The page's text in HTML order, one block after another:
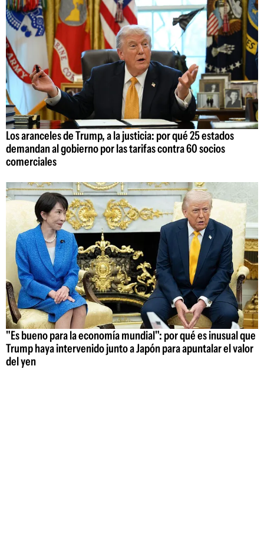
Los aranceles de Trump, a la justicia: por qué 25 estados
demandan al gobierno por las tarifas contra 60 socios
comerciales
"Es bueno para la economía mundial": por qué es inusual que
Trump haya intervenido junto a Japón para apuntalar el valor
del yen